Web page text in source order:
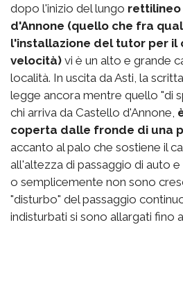
dopo l'inizio del lungo rettilineo
d'Annone (quello che fra
l'installazione del tutor per il
velocità) vi è un alto e grande
località. In uscita da Asti, la
legge ancora mentre quello "di
chi arriva da Castello d'Annone,
coperta dalle fronde di una
accanto al palo che sostiene il
all'altezza di passaggio di auto
o semplicemente non sono
"disturbo" del passaggio
indisturbati si sono allargati fino